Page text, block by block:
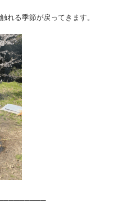
れる季節が戻ってきます。